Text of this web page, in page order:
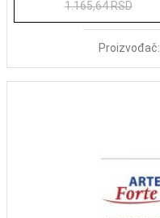
1.165,64 RSD
Proizvođač: